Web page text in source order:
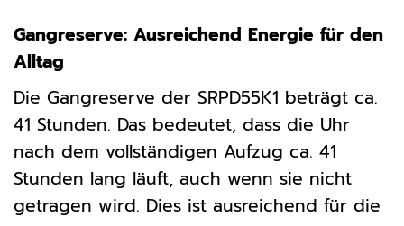
Gangreserve: Ausreichend Energie für den
Alltag
Die Gangreserve der SRPD55K1 beträgt ca.
41 Stunden. Das bedeutet, dass die Uhr
nach dem vollständigen Aufzug ca. 41
Stunden lang läuft, auch wenn sie nicht
getragen wird. Dies ist ausreichend für die